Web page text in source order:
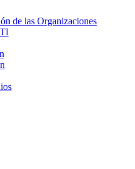
de las Organizaciones